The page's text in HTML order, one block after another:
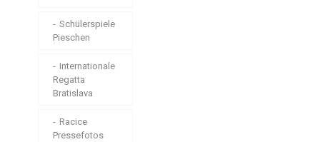
Wind in
Zinnwald
Himmelfahrt
Friedersdorf
Die Lütten in
Brrrrrandenburg
Schülerspiele
Pieschen
Internationale
Regatta
Bratislava
Racice
Pressefotos